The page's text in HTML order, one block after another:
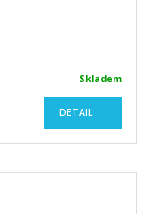
Skladem
DETAIL